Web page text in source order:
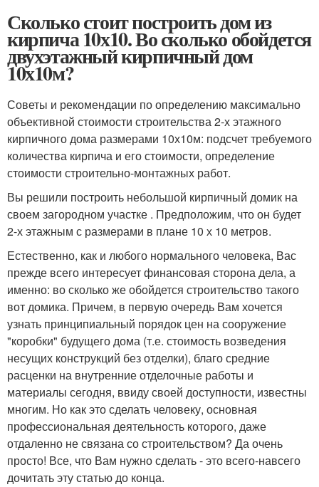
Сколько стоит построить дом из
кирпича 10х10. Во сколько обойдется
двухэтажный кирпичный дом
10х10м?
Советы и рекомендации по определению максимально
объективной стоимости строительства 2-х этажного
кирпичного дома размерами 10х10м: подсчет требуемого
количества кирпича и его стоимости, определение
стоимости строительно-монтажных работ.
Вы решили построить небольшой кирпичный домик на
своем загородном участке . Предположим, что он будет
2-х этажным с размерами в плане 10 х 10 метров.
Естественно, как и любого нормального человека, Вас
прежде всего интересует финансовая сторона дела, а
именно: во сколько же обойдется строительство такого
вот домика. Причем, в первую очередь Вам хочется
узнать принципиальный порядок цен на сооружение
"коробки" будущего дома (т.е. стоимость возведения
несущих конструкций без отделки), благо средние
расценки на внутренние отделочные работы и
материалы сегодня, ввиду своей доступности, известны
многим. Но как это сделать человеку, основная
профессиональная деятельность которого, даже
отдаленно не связана со строительством? Да очень
просто! Все, что Вам нужно сделать - это всего-навсего
дочитать эту статью до конца.